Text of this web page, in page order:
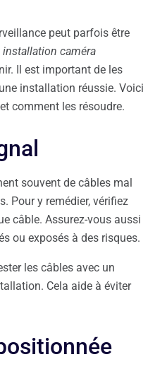
peut parfois être
caméra
Il est important de les
installation réussie. Voici
comment les résoudre.
souvent de câbles mal
Pour y remédier, vérifiez
câble. Assurez-vous aussi
ou exposés à des risques.
les câbles avec un
Cela aide à éviter